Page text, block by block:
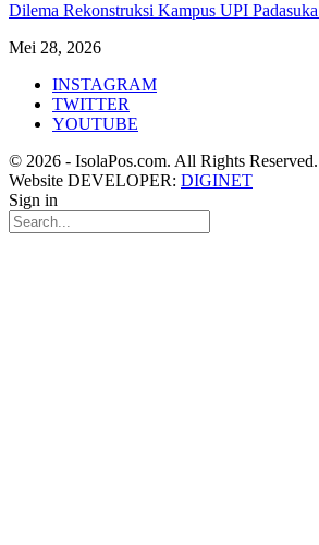
Dilema Rekonstruksi Kampus UPI
Mei 28, 2026
INSTAGRAM
TWITTER
YOUTUBE
© 2026 - IsolaPos.com. All Rights Reserved.
Website DEVELOPER: DIGINET
Sign in